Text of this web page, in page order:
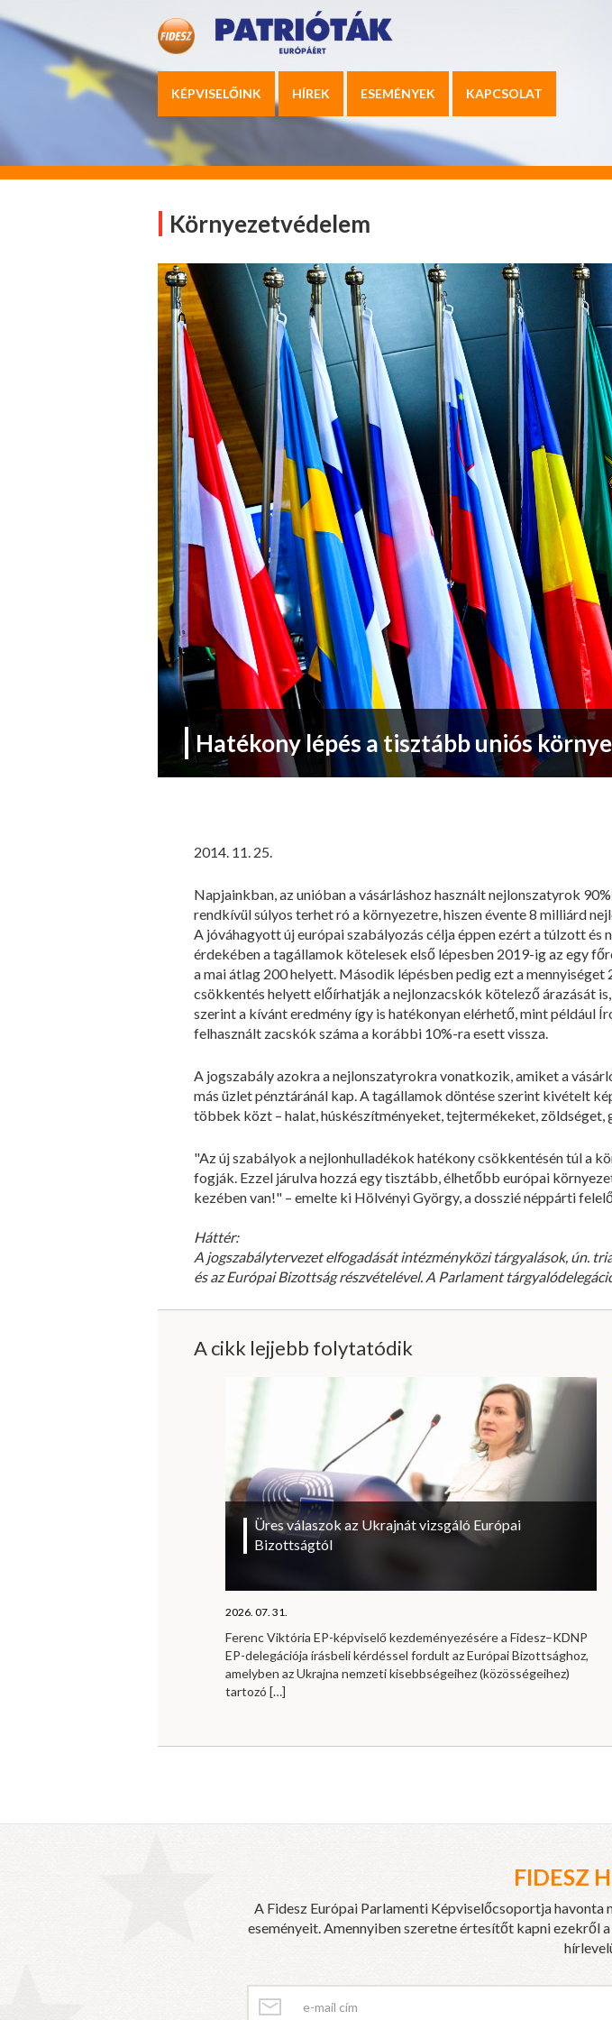
KÉPVISELŐINK HÍREK ESEMÉNYEK KAPCSOLAT
Környezetvédelem
Hatékony lépés a tisztább uniós
2014. 11. 25.
Napjainkban, az unióban a vásárláshoz használt nejlonszatyrok
rendkívül súlyos terhet ró a környezetre, hiszen évente 8 milliárd
A jóváhagyott új európai szabályozás célja éppen ezért a túlzott és
érdekében a tagállamok kötelesek első lépesben 2019-ig az egy
a mai átlag 200 helyett. Második lépésben pedig ezt a
csökkentés helyett előírhatják a nejlonzacskók kötelező árazását
szerint a kívánt eredmény így is hatékonyan elérhető, mint például
felhasznált zacskók száma a korábbi 10%-ra esett vissza.
A jogszabály azokra a nejlonszatyrokra vonatkozik, amiket a
más üzlet pénztáránál kap. A tagállamok döntése szerint kivételt
többek közt – halat, húskészítményeket, tejtermékeket, zöldséget,
"Az új szabályok a nejlonhulladékok hatékony csökkentésén túl a
fogják. Ezzel járulva hozzá egy tisztább, élhetőbb európai
kezében van!" – emelte ki Hölvényi György, a dosszié néppárti
Háttér:
A jogszabálytervezet elfogadását intézményközi tárgyalások, ún.
és az Európai Bizottság részvételével. A Parlament
A cikk lejjebb folytatódik
Üres válaszok az Ukrajnát vizsgáló Európai
Bizottságtól
2026. 07. 31.
Ferenc Viktória EP-képviselő kezdeményezésére a Fidesz–KDNP
EP-delegációja írásbeli kérdéssel fordult az Európai Bizottsághoz,
amelyben az Ukrajna nemzeti kisebbségeihez (közösségeihez)
tartozó […]
FIDESZ
A Fidesz Európai Parlamenti Képviselőcsoportja
eseményeit. Amennyiben szeretne értesítőt kapni